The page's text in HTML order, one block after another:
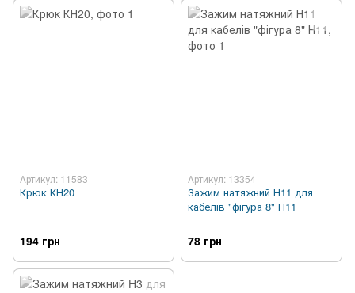
Артикул: 11583
Крюк КН20
194 грн
Артикул: 13354
Зажим натяжний Н11 для
кабелів "фігура 8" Н11
78 грн